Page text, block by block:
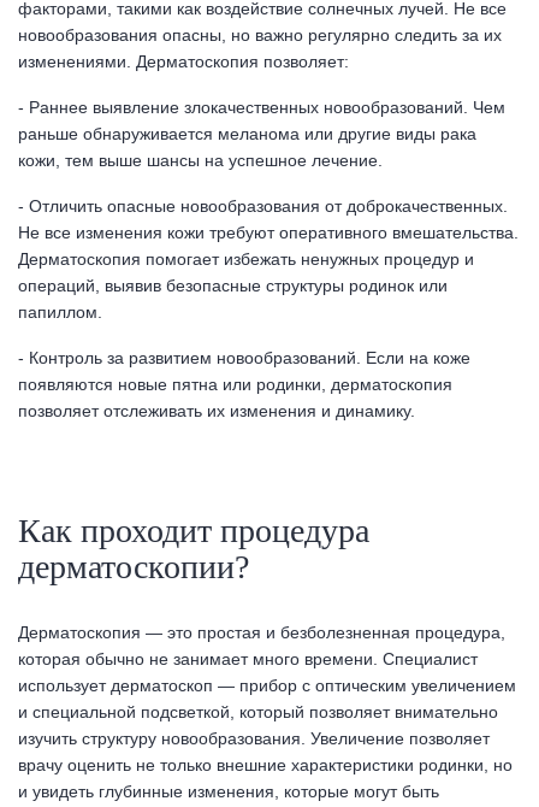
факторами, такими как воздействие солнечных лучей. Не все
новообразования опасны, но важно регулярно следить за их
изменениями. Дерматоскопия позволяет:
- Раннее выявление злокачественных новообразований. Чем
раньше обнаруживается меланома или другие виды рака
кожи, тем выше шансы на успешное лечение.
- Отличить опасные новообразования от доброкачественных.
Не все изменения кожи требуют оперативного вмешательства.
Дерматоскопия помогает избежать ненужных процедур и
операций, выявив безопасные структуры родинок или
папиллом.
- Контроль за развитием новообразований. Если на коже
появляются новые пятна или родинки, дерматоскопия
позволяет отслеживать их изменения и динамику.
Как проходит процедура
дерматоскопии?
Дерматоскопия — это простая и безболезненная процедура,
которая обычно не занимает много времени. Специалист
использует дерматоскоп — прибор с оптическим увеличением
и специальной подсветкой, который позволяет внимательно
изучить структуру новообразования. Увеличение позволяет
врачу оценить не только внешние характеристики родинки, но
и увидеть глубинные изменения, которые могут быть